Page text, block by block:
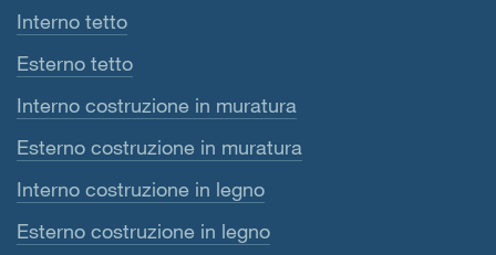
Interno tetto
Esterno tetto
Interno costruzione in muratura
Esterno costruzione in muratura
Interno costruzione in legno
Esterno costruzione in legno